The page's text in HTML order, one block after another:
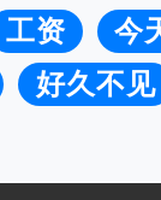
工资
今
好久不见